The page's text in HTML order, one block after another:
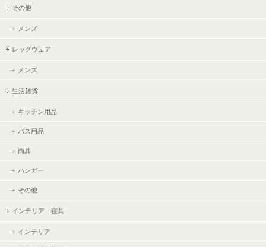
その他
メンズ
レッグウェア
メンズ
生活雑貨
キッチン用品
バス用品
雨具
ハンガー
その他
インテリア・寝具
インテリア